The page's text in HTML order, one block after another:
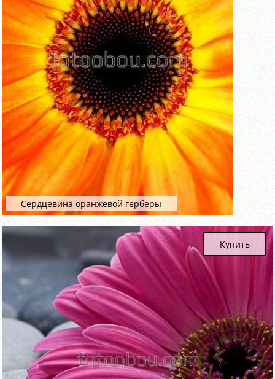
Сердцевина оранжевой герберы
Купить